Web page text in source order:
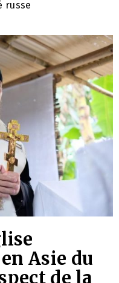
russe
Asie du
de la